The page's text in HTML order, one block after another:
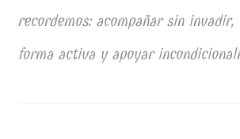
recordemos: acompañar sin invadir,
forma activa y apoyar